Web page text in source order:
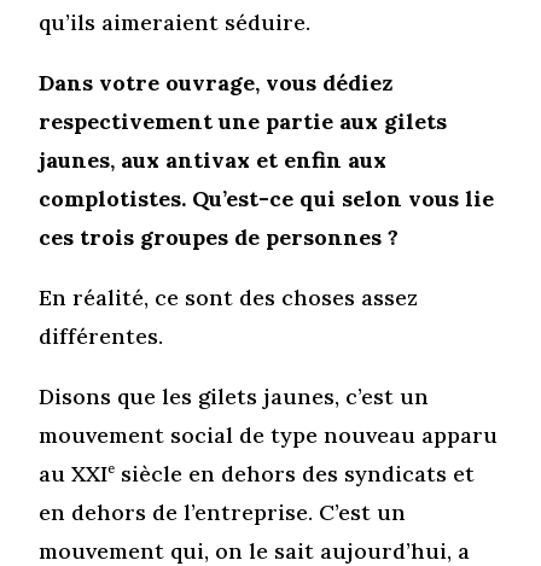
qu’ils aimeraient séduire.
Dans votre ouvrage, vous dédiez
respectivement une partie aux gilets
jaunes, aux antivax et enfin aux
complotistes. Qu’est-ce qui selon vous lie
ces trois groupes de personnes ?
En réalité, ce sont des choses assez
différentes.
Disons que les gilets jaunes, c’est un
mouvement social de type nouveau apparu
au XXIe siècle en dehors des syndicats et
en dehors de l’entreprise. C’est un
mouvement qui, on le sait aujourd’hui, a